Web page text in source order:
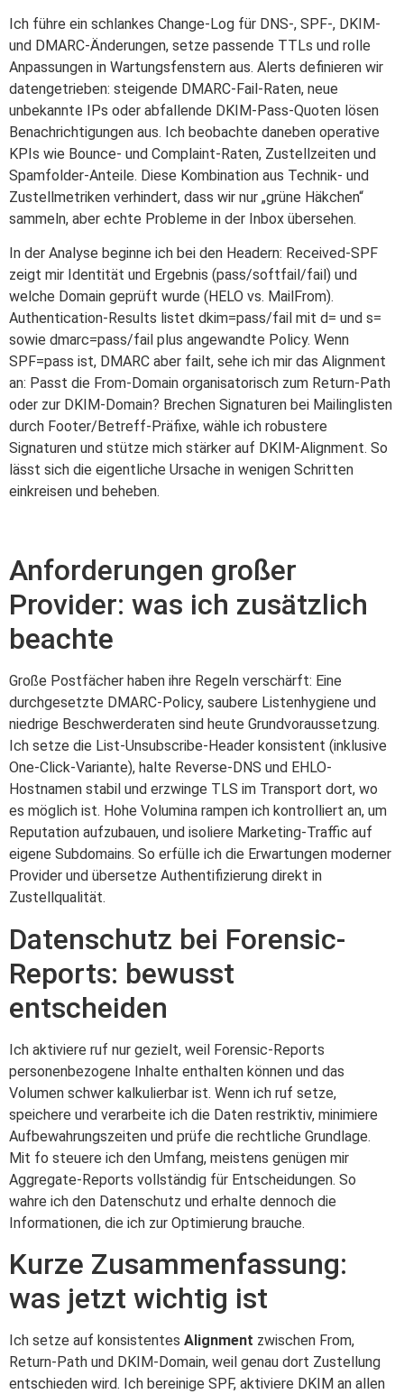
Ich führe ein schlankes Change-Log für DNS-, SPF-, DKIM-
und DMARC-Änderungen, setze passende TTLs und rolle
Anpassungen in Wartungsfenstern aus. Alerts definieren wir
datengetrieben: steigende DMARC-Fail-Raten, neue
unbekannte IPs oder abfallende DKIM-Pass-Quoten lösen
Benachrichtigungen aus. Ich beobachte daneben operative
KPIs wie Bounce- und Complaint-Raten, Zustellzeiten und
Spamfolder-Anteile. Diese Kombination aus Technik- und
Zustellmetriken verhindert, dass wir nur „grüne Häkchen“
sammeln, aber echte Probleme in der Inbox übersehen.
In der Analyse beginne ich bei den Headern: Received-SPF
zeigt mir Identität und Ergebnis (pass/softfail/fail) und
welche Domain geprüft wurde (HELO vs. MailFrom).
Authentication-Results listet dkim=pass/fail mit d= und s=
sowie dmarc=pass/fail plus angewandte Policy. Wenn
SPF=pass ist, DMARC aber failt, sehe ich mir das Alignment
an: Passt die From-Domain organisatorisch zum Return-Path
oder zur DKIM-Domain? Brechen Signaturen bei Mailinglisten
durch Footer/Betreff-Präfixe, wähle ich robustere
Signaturen und stütze mich stärker auf DKIM-Alignment. So
lässt sich die eigentliche Ursache in wenigen Schritten
einkreisen und beheben.
Anforderungen großer
Provider: was ich zusätzlich
beachte
Große Postfächer haben ihre Regeln verschärft: Eine
durchgesetzte DMARC-Policy, saubere Listenhygiene und
niedrige Beschwerderaten sind heute Grundvoraussetzung.
Ich setze die List-Unsubscribe-Header konsistent (inklusive
One-Click-Variante), halte Reverse-DNS und EHLO-
Hostnamen stabil und erzwinge TLS im Transport dort, wo
es möglich ist. Hohe Volumina rampen ich kontrolliert an, um
Reputation aufzubauen, und isoliere Marketing-Traffic auf
eigene Subdomains. So erfülle ich die Erwartungen moderner
Provider und übersetze Authentifizierung direkt in
Zustellqualität.
Datenschutz bei Forensic-
Reports: bewusst
entscheiden
Ich aktiviere ruf nur gezielt, weil Forensic-Reports
personenbezogene Inhalte enthalten können und das
Volumen schwer kalkulierbar ist. Wenn ich ruf setze,
speichere und verarbeite ich die Daten restriktiv, minimiere
Aufbewahrungszeiten und prüfe die rechtliche Grundlage.
Mit fo steuere ich den Umfang, meistens genügen mir
Aggregate-Reports vollständig für Entscheidungen. So
wahre ich den Datenschutz und erhalte dennoch die
Informationen, die ich zur Optimierung brauche.
Kurze Zusammenfassung:
was jetzt wichtig ist
Ich setze auf konsistentes Alignment zwischen From,
Return-Path und DKIM-Domain, weil genau dort Zustellung
entschieden wird. Ich bereinige SPF, aktiviere DKIM an allen